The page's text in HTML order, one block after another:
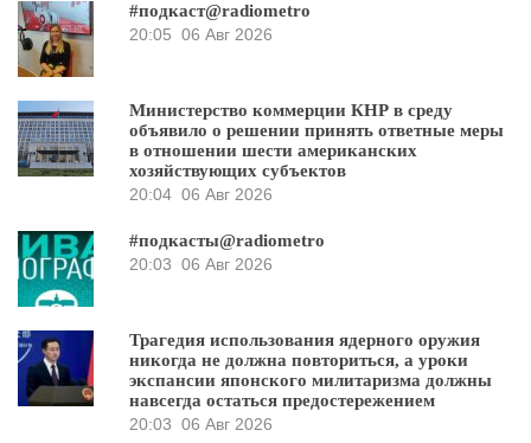
#подкаст@radiometro
20:05 06 Авг 2026
Министерство коммерции КНР в среду
объявило о решении принять ответные меры
в отношении шести американских
хозяйствующих субъектов
20:04 06 Авг 2026
#подкасты@radiometro
20:03 06 Авг 2026
Трагедия использования ядерного оружия
никогда не должна повториться, а уроки
экспансии японского милитаризма должны
навсегда остаться предостережением
20:03 06 Авг 2026